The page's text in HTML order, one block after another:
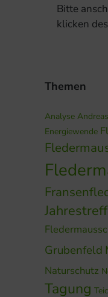
Bitte
klicken
Themen
Analyse
Energiewende
Grubenfeld
Naturschutz
Tagung